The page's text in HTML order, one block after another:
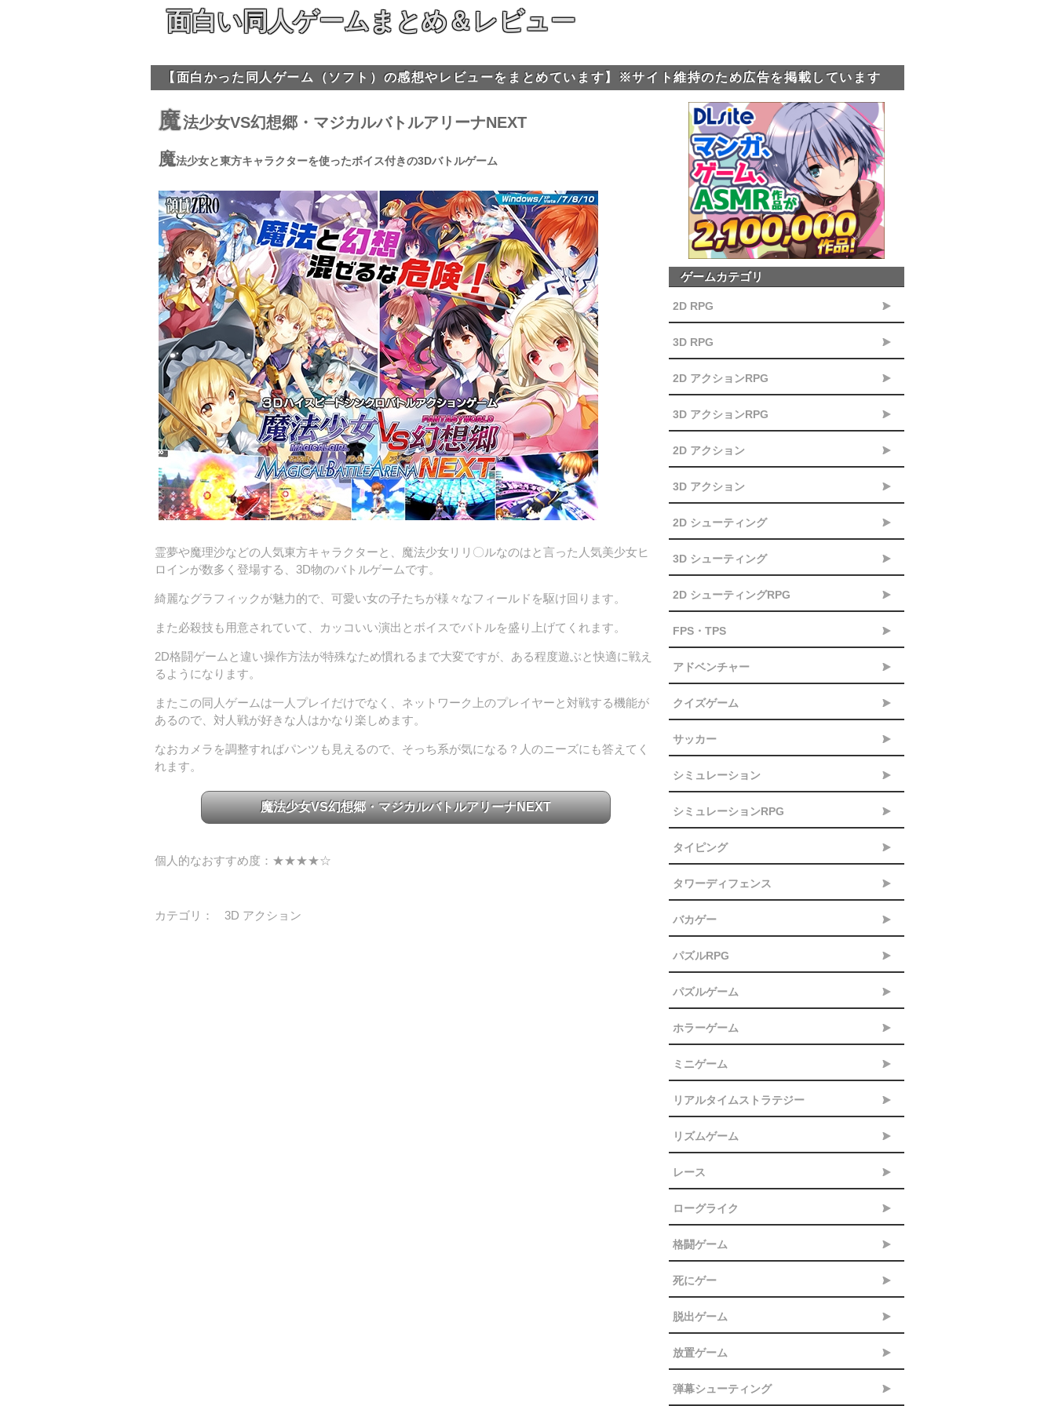
面白い同人ゲームまとめ＆レビュー
【面白かった同人ゲーム（ソフト）の感想やレビューをまとめています】※サイト維持のため広告を掲載しています
魔法少女VS幻想郷・マジカルバトルアリーナNEXT
魔法少女と東方キャラクターを使ったボイス付きの3Dバトルゲーム
霊夢や魔理沙などの人気東方キャラクターと、魔法少女リリ〇ルなのはと言った人気美少女ヒ
ロインが数多く登場する、3D物のバトルゲームです。
綺麗なグラフィックが魅力的で、可愛い女の子たちが様々なフィールドを駆け回ります。
また必殺技も用意されていて、カッコいい演出とボイスでバトルを盛り上げてくれます。
2D格闘ゲームと違い操作方法が特殊なため慣れるまで大変ですが、ある程度遊ぶと快適に戦え
るようになります。
またこの同人ゲームは一人プレイだけでなく、ネットワーク上のプレイヤーと対戦する機能が
あるので、対人戦が好きな人はかなり楽しめます。
なおカメラを調整すればパンツも見えるので、そっち系が気になる？人のニーズにも答えてく
れます。
魔法少女VS幻想郷・マジカルバトルアリーナNEXT
個人的なおすすめ度：★★★★☆
カテゴリ： 3D アクション
ゲームカテゴリ
2D RPG
3D RPG
2D アクションRPG
3D アクションRPG
2D アクション
3D アクション
2D シューティング
3D シューティング
2D シューティングRPG
FPS・TPS
アドベンチャー
クイズゲーム
サッカー
シミュレーション
シミュレーションRPG
タイピング
タワーディフェンス
バカゲー
パズルRPG
パズルゲーム
ホラーゲーム
ミニゲーム
リアルタイムストラテジー
リズムゲーム
レース
ローグライク
格闘ゲーム
死にゲー
脱出ゲーム
放置ゲーム
弾幕シューティング